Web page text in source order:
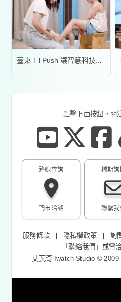
臺東 TTPush 讓智慧科技更有溫度 | 形象影片
點擊下面按鈕，關
路線查詢
門市洽談
檔期詢
聯繫我
服務條款 ❘ 隱私權政策 ❘詢
「聯絡我們 」或電
艾瓦奇 Iwatch Studio ©